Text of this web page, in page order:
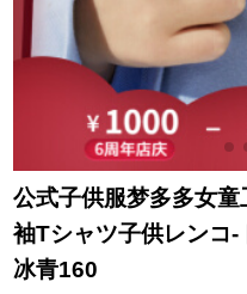
公式子供服梦多多女
袖Tシャツ子供レンコ
冰青160